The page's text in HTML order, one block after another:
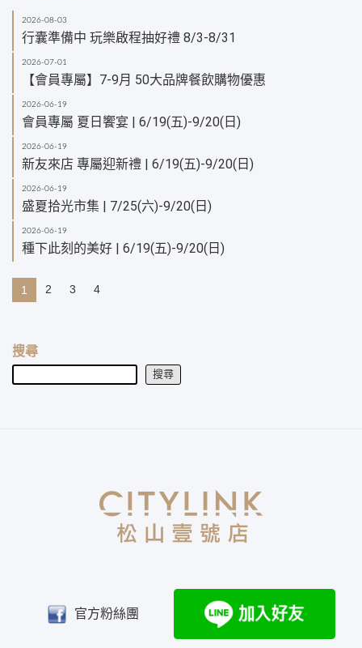
2026-08-03
行囊準備中 玩樂啟程抽好禮 8/3-8/31
2026-07-01
【會員專屬】7-9月 50大品牌餐飲購物優惠
2026-06-19
會員專屬 夏日饗宴 | 6/19(五)-9/20(日)
2026-06-19
新友來店 專屬迎新禮 | 6/19(五)-9/20(日)
2026-06-19
盛夏拾光市集 | 7/25(六)-9/20(日)
2026-06-19
種下此刻的美好 | 6/19(五)-9/20(日)
1 2 3 4
搜尋
搜尋
官方粉絲團